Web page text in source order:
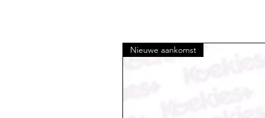
Nieuwe aankomst